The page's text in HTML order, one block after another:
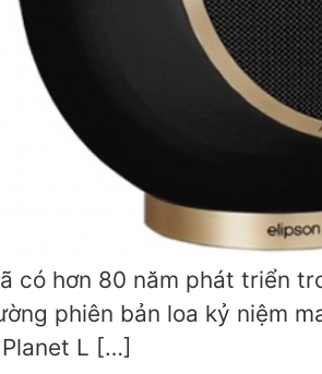
có hơn 80 năm phát triển
phiên bản loa kỷ niệm
L […]